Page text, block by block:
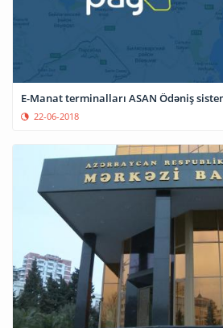
E-Manat terminalları ASAN Ödəniş
22-06-2018